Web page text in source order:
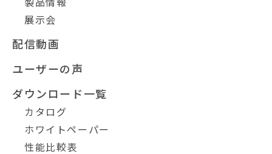
展示会
配信動画
ユーザーの声
ダウンロード一覧
カタログ
ホワイトペーパー
性能比較表